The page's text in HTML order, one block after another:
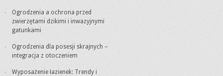
Ogrodzenia a ochrona przed
zwierzętami dzikimi i inwazyjnymi
gatunkami
Ogrodzenia dla posesji skrajnych –
integracja z otoczeniem
Wyposażenie łazienek: Trendy i